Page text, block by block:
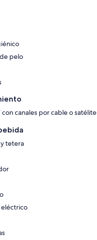
pelo
con canales por cable o satélite
tetera